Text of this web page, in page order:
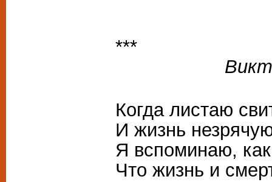
***
Виктору
Когда листаю
И жизнь
Я вспоминаю, как
Что жизнь и